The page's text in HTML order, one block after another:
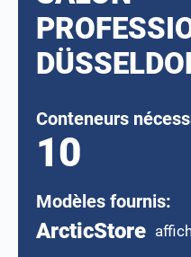
Conteneurs
10
Modèles fournis:
ArcticStore